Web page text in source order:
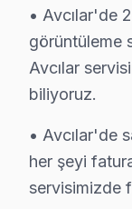
S: Avcılar'de
C: Hayır,
S: Avcılar'de
C:
S: Avcılar'de
C:
S: Avcılar'de
• Avcılar'de
görüntüleme
Avcılar
biliyoruz.
• Avcılar'de
her şeyi
servisimizde